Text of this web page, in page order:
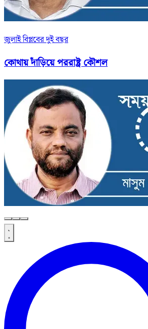
জুলাই বিপ্লবের দুই বছর
কোথায় দাঁড়িয়ে পররাষ্ট্র কৌশল